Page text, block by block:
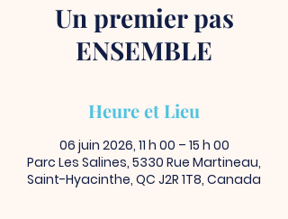
Un premier pas
ENSEMBLE
Heure et Lieu
06 juin 2026, 11 h 00 – 15 h 00
Parc Les Salines, 5330 Rue Martineau,
Saint-Hyacinthe, QC J2R 1T8, Canada